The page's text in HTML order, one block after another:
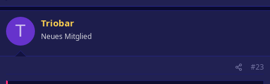
T Triobar
Neues Mitglied
#23